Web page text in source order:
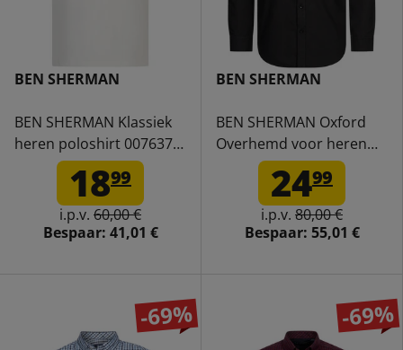
BEN SHERMAN
BEN SHERMAN Klassiek
heren poloshirt 0076371-
SNOWWHITE
1899
i.p.v. 60,00 €
Bespaar: 41,01 €
BEN SHERMAN
BEN SHERMAN Oxford
Overhemd voor heren
met lange mouwen
0077857-BARELYBLACK
2499
i.p.v. 80,00 €
Bespaar: 55,01 €
-69% -69%